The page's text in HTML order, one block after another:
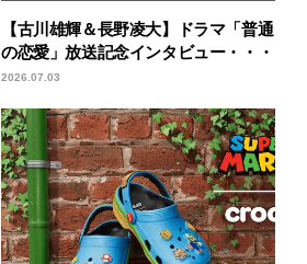
【古川雄輝＆長野凌大】ドラマ「普通
の恋愛」放送記念インタビュー・・・
2026.07.03